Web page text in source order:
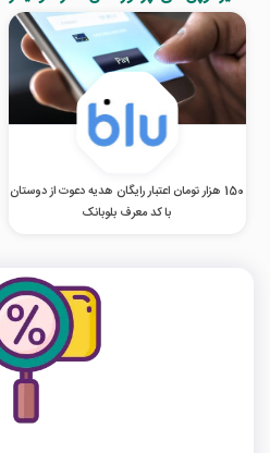
150 هزار تومان اعتبار رایگان هدیه دعوت از دوستان
با کد معرف بلوبانک